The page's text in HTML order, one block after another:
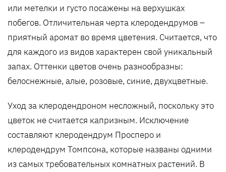
или метелки и густо посажены на верхушках
побегов. Отличительная черта клеродендрумов –
приятный аромат во время цветения. Считается, что
для каждого из видов характерен свой уникальный
запах. Оттенки цветов очень разнообразны:
белоснежные, алые, розовые, синие, двухцветные.
Уход за клеродендроном несложный, поскольку это
цветок не считается капризным. Исключение
составляют клеродендрум Просперо и
клеродендрум Томпсона, которые названы одними
из самых требовательных комнатных растений. В